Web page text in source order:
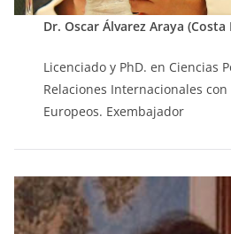
Dr. Oscar Álvarez Araya (Costa
Licenciado y PhD. en Ciencias
Relaciones Internacionales
Europeos. Exembajador